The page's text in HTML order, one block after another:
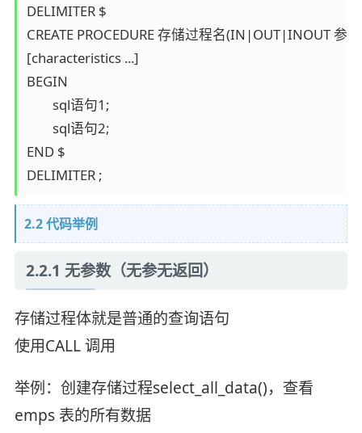
DELIMITER $
CREATE PROCEDURE 存储过程名(IN|OUT|INOUT 参
[characteristics ...]
BEGIN
END $
DELIMITER ;
2.2 代码举例
2.2.1 无参数（无参无返回）
存储过程体就是普通的查询语句
使用CALL 调用
举例：创建存储过程select_all_data()，查看
emps 表的所有数据